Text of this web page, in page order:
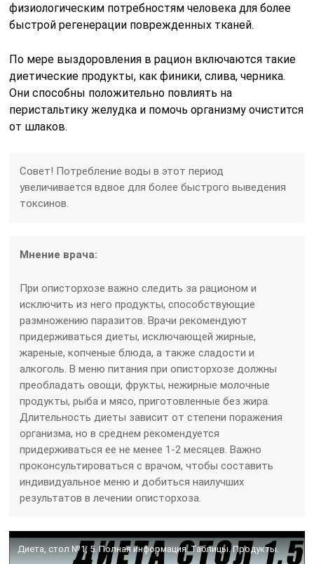
физиологическим потребностям человека для более
быстрой регенерации поврежденных тканей.
По мере выздоровления в рацион включаются такие
диетические продукты, как финики, слива, черника.
Они способны положительно повлиять на
перистальтику желудка и помочь организму очистится
от шлаков.
Совет! Потребление воды в этот период
увеличивается вдвое для более быстрого выведения
токсинов.
Мнение врача:
При описторхозе важно следить за рационом и
исключить из него продукты, способствующие
размножению паразитов. Врачи рекомендуют
придерживаться диеты, исключающей жирные,
жареные, копченые блюда, а также сладости и
алкоголь. В меню питания при описторхозе должны
преобладать овощи, фрукты, нежирные молочные
продукты, рыба и мясо, приготовленные без жира.
Длительность диеты зависит от степени поражения
организма, но в среднем рекомендуется
придерживаться ее не менее 1-2 месяцев. Важно
проконсультироваться с врачом, чтобы составить
индивидуальное меню и добиться наилучших
результатов в лечении описторхоза.
Диета, стол №1, 5. Полная информация. Таблицы. Продукты.